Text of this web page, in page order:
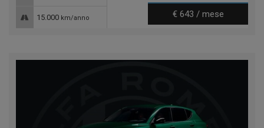
€ 643 / mese
15.000 km/anno